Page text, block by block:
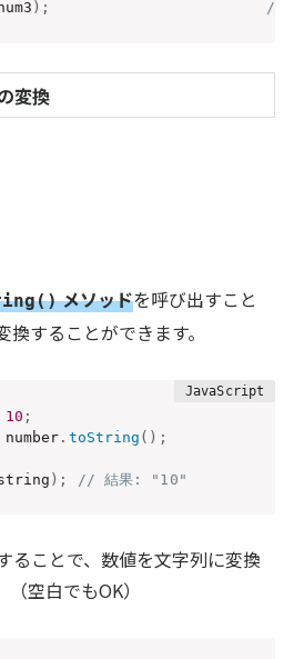
) ; //
変換
メソッドを呼び出すこと
することができます。
10 ;
. toString ( ) ;
) ; // 結果: "10"
ることで、数値を文字列に変換
空白でもOK）